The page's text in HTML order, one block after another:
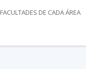
FACULTADES DE CADA ÁREA